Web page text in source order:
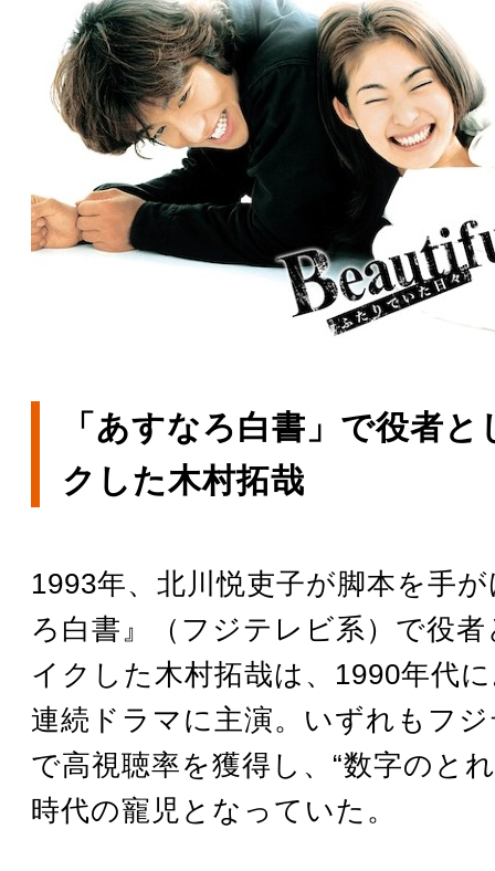
「あすなろ白書」で役者
クした木村拓哉
1993年、北川悦吏子が脚本を手
ろ白書』（フジテレビ系）で役
イクした木村拓哉は、1990年代
連続ドラマに主演。いずれもフ
で高視聴率を獲得し、“数字のと
時代の寵児となっていた。